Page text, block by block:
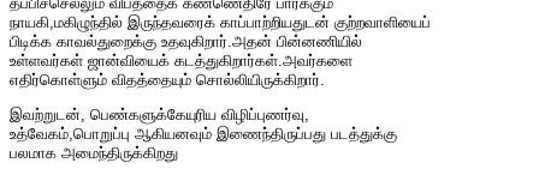
நாயகி,மகிழுந்தில் இருந்தவரைக் காப்பாற்றியதுடன் குற்றவாளியைப்
பிடிக்க காவல்துறைக்கு உதவுகிறார்.அதன் பின்னணியில்
உள்ளவர்கள் ஜான்வியைக் கடத்துகிறார்கள்.அவர்களை
எதிர்கொள்ளும் விதத்தையும் சொல்லியிருக்கிறார்.
இவற்றுடன், பெண்களுக்கேயுரிய விழிப்புணர்வு,
உத்வேகம்,பொறுப்பு ஆகியனவும் இணைந்திருப்பது படத்துக்கு
பலமாக அமைந்திருக்கிறது